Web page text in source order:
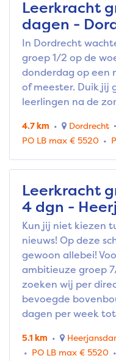
Leerkracht
dagen -
In Dordrecht
groep 1/2 op de
donderdag op een
of meester. Duik jij
leerlingen na de
4.7 km Dordrecht
PO LB max € 5520
Leerkracht
4 dgn -
Kun jij niet kiezen
nieuws! Op deze
gewoon allebei!
ambitieuze groep
zoeken wij per
bevoegde
dagen per week
5.1 km
PO LB max € 5520